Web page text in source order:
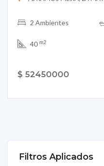
2 Ambientes
40 m2
$ 52450000
Filtros Aplicados